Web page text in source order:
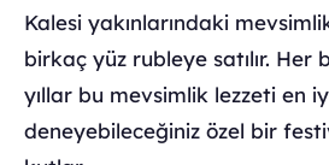
Kalesi yakınlarındaki
birkaç yüz rubleye satılır. Her
yıllar bu mevsimlik lezzeti en
deneyebileceğiniz özel bir